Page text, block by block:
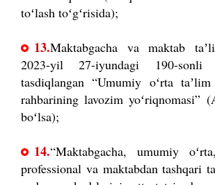
toʻlash toʻgʻrisida);
13.Maktabgacha va maktab
2023-yil 27-iyundagi 190-sonli
tasdiqlangan “Umumiy oʻrta
rahbarining lavozim yoʻriqnomasi”
boʻlsa);
14.“Maktabgacha, umumiy
professional va maktabdan tashqari